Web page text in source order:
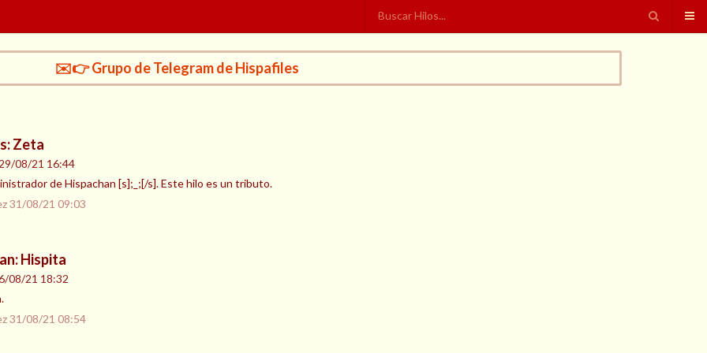
✉️👉 Grupo de Telegram de Hispafiles
Zeta
08/21 16:44
de Hispachan [s];_;[/s]. Este hilo es un tributo.
31/08/21 09:03
Hispita
08/21 18:32
31/08/21 08:54